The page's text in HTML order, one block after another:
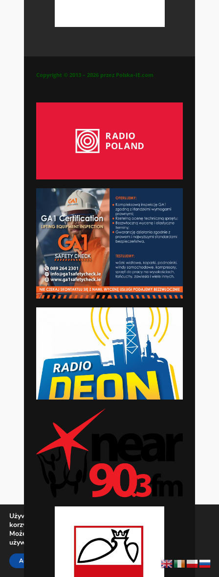
Używamy ciasteczek, aby zapewnić najlepszą jakość
korzystania z naszej witryny.
Możesz dowiedzieć się więcej o tym, jakich ciasteczek
używamy, lub wyłączyć je wustawieniach
ACCEPT REJECT SETTINGS Zamknij panel
Copyright © 2013 – 2026 przez Polska-IE.com